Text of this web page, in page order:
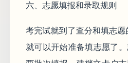
六、志愿填报和录取规则
考完试就到了查分和填志
就可以开始准备填志愿了